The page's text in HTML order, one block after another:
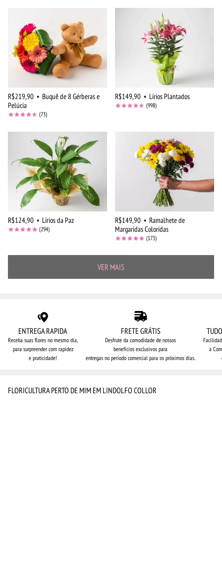
R$219,90 • Buquê de 8 Gérberas e
Pelúcia
(73)
R$149,90 • Lírios Plantados
(998)
R$124,90 • Lírios da Paz
(294)
R$149,90 • Ramalhete de
Margaridas Coloridas
(173)
VER MAIS
ENTREGA RAPIDA
Receba suas flores no mesmo dia,
para surpreender com rapidez
e praticidade!
FRETE GRÁTIS
Desfrute da comodidade de nossos
benefícios exclusivos para
entregas no período comercial para os próximos dias.
a
FLORICULTURA PERTO DE MIM EM LINDOLFO COLLOR